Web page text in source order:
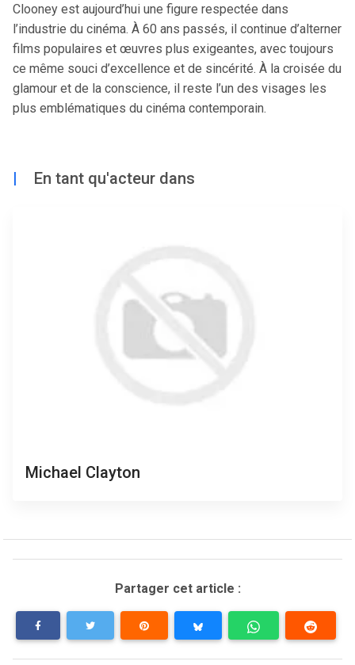
Clooney est aujourd’hui une figure respectée dans
l’industrie du cinéma. À 60 ans passés, il continue d’alterner
films populaires et œuvres plus exigeantes, avec toujours
ce même souci d’excellence et de sincérité. À la croisée du
glamour et de la conscience, il reste l’un des visages les
plus emblématiques du cinéma contemporain.
| En tant qu'acteur dans
Michael Clayton
Partager cet article :